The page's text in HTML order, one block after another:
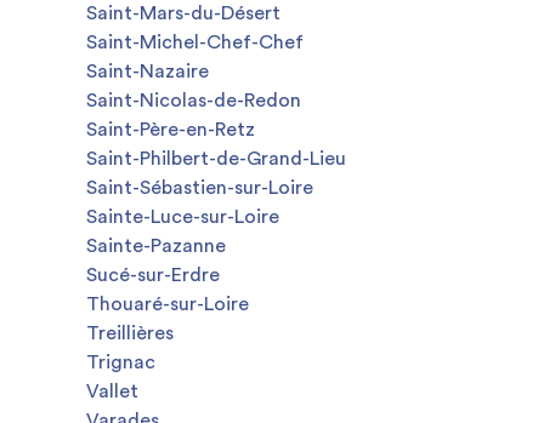
Saint-Mars-du-Désert
Saint-Michel-Chef-Chef
Saint-Nazaire
Saint-Nicolas-de-Redon
Saint-Père-en-Retz
Saint-Philbert-de-Grand-Lieu
Saint-Sébastien-sur-Loire
Sainte-Luce-sur-Loire
Sainte-Pazanne
Sucé-sur-Erdre
Thouaré-sur-Loire
Treillières
Trignac
Vallet